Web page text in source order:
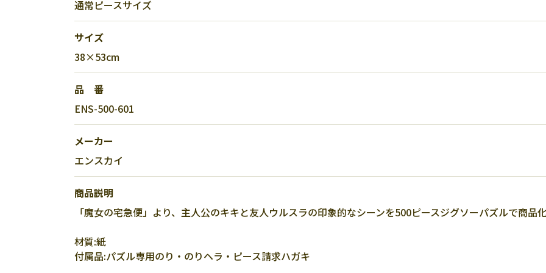
通常ピースサイズ
サイズ
38×53cm
品 番
ENS-500-601
メーカー
エンスカイ
商品説明
「魔女の宅急便」より、主人公のキキと友人ウルスラの印象的なシーンを500ピースジグソーパズルで商品
材質:紙
付属品:パズル専用のり・のりヘラ・ピース請求ハガキ